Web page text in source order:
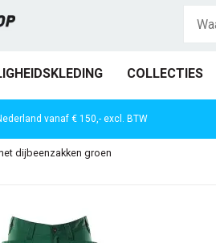
COLLECTIES
vanaf € 150,- excl. BTW
dijbeenzakken groen